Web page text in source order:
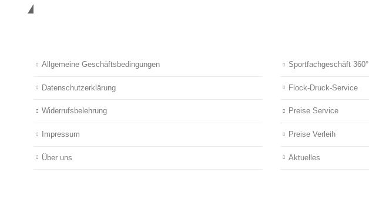
Allgemeine Geschäftsbedingungen
Datenschutzerklärung
Widerrufsbelehrung
Impressum
Über uns
Sportfachgeschäft 360°
Flock-Druck-Service
Preise Service
Preise Verleih
Aktuelles